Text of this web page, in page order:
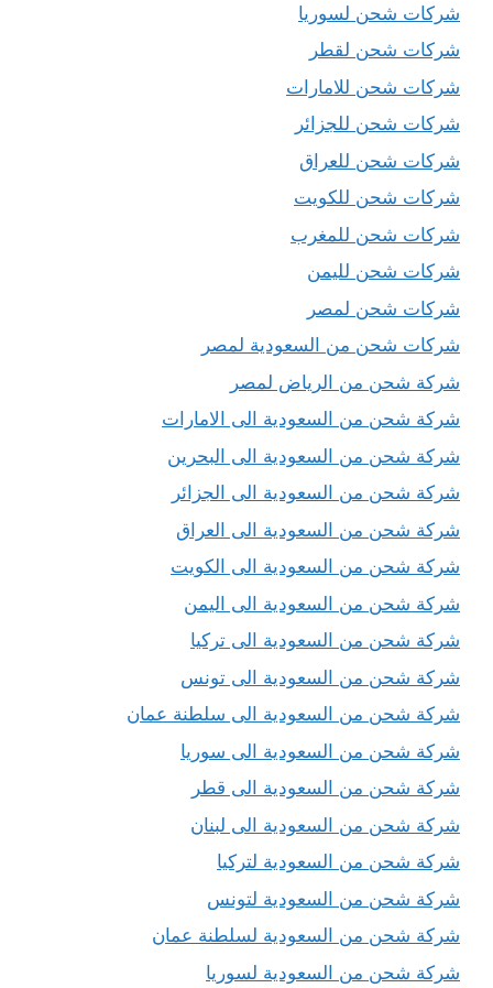
شركات شحن لسوريا
شركات شحن لقطر
شركات شحن للامارات
شركات شحن للجزائر
شركات شحن للعراق
شركات شحن للكويت
شركات شحن للمغرب
شركات شحن لليمن
شركات شحن لمصر
شركات شحن من السعودية لمصر
شركة شحن من الرياض لمصر
شركة شحن من السعودية الى الامارات
شركة شحن من السعودية الى البحرين
شركة شحن من السعودية الى الجزائر
شركة شحن من السعودية الى العراق
شركة شحن من السعودية الى الكويت
شركة شحن من السعودية الى اليمن
شركة شحن من السعودية الى تركيا
شركة شحن من السعودية الى تونس
شركة شحن من السعودية الى سلطنة عمان
شركة شحن من السعودية الى سوريا
شركة شحن من السعودية الى قطر
شركة شحن من السعودية الى لبنان
شركة شحن من السعودية لتركيا
شركة شحن من السعودية لتونس
شركة شحن من السعودية لسلطنة عمان
شركة شحن من السعودية لسوريا